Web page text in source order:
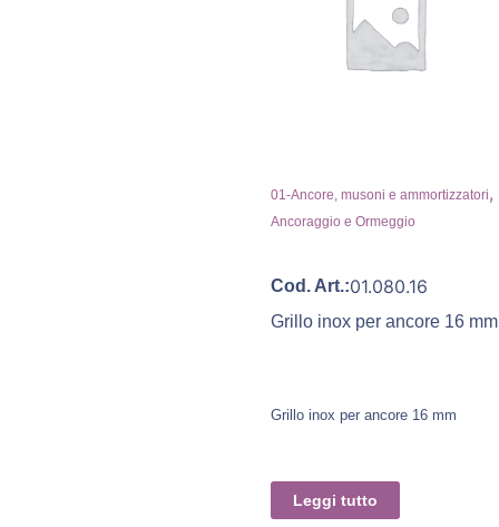
01-Ancore, musoni e ammortizzatori,
Ancoraggio e Ormeggio
Cod. Art.:01.080.16
Grillo inox per ancore 16 mm
Grillo inox per ancore 16 mm
Leggi tutto